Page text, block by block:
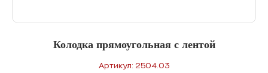
Колодка прямоугольная с лентой
Артикул: 2504.03